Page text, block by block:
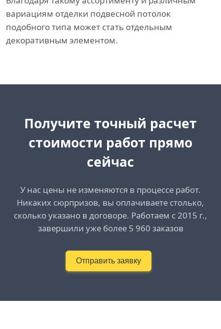
вариациям отделки подвесной потолок
подобного типа может стать отдельным
декоративным элементом.
Получите точный расчет
стоимости работ прямо
сейчас
У нас цены не изменяются в процессе работ.
Никаких сюрпризов, вы оплачиваете столько,
сколько указано в договоре. Работаем с 2015 г.,
завершили уже более 5 960 заказов
Отправить заявку